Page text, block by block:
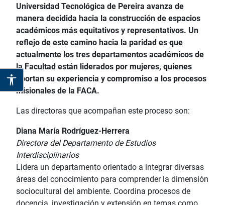
Universidad Tecnológica de Pereira avanza de
manera decidida hacia la construcción de espacios
académicos más equitativos y representativos. Un
reflejo de este camino hacia la paridad es que
actualmente los tres departamentos académicos de
la Facultad están liderados por mujeres, quienes
aportan su experiencia y compromiso a los procesos
misionales de la FACA.
Las directoras que acompañan este proceso son:
Diana María Rodríguez-Herrera
Directora del Departamento de Estudios
Interdisciplinarios
Lidera un departamento orientado a integrar diversas
áreas del conocimiento para comprender la dimensión
sociocultural del ambiente. Coordina procesos de